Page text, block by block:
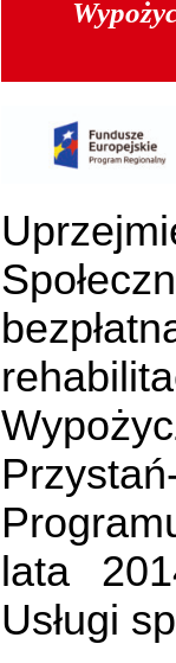
lata
Usługi